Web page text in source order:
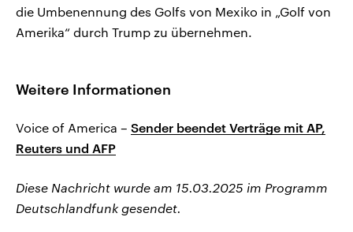
die Umbenennung des Golfs von Mexiko in „Golf von
Amerika“ durch Trump zu übernehmen.
Weitere Informationen
Voice of America – Sender beendet Verträge mit AP,
Reuters und AFP
Diese Nachricht wurde am 15.03.2025 im Programm
Deutschlandfunk gesendet.